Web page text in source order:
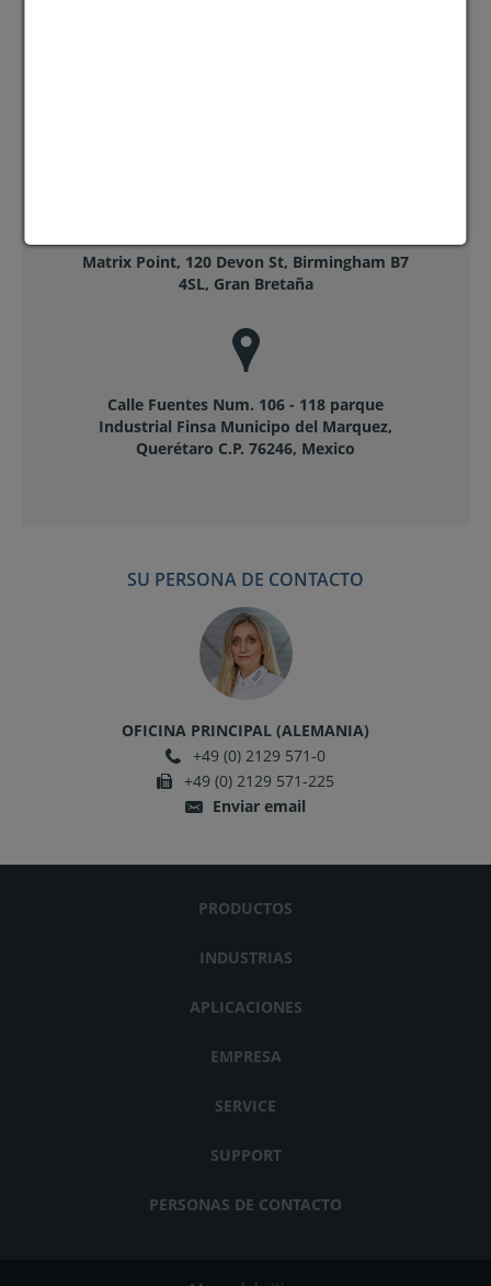
Matrix Point, 120 Devon St, Birmingham B7
4SL, Gran Bretaña
Calle Fuentes Num. 106 - 118 parque
Industrial Finsa Municipo del Marquez,
Querétaro C.P. 76246, Mexico
SU PERSONA DE CONTACTO
OFICINA PRINCIPAL (ALEMANIA)
+49 (0) 2129 571-0
+49 (0) 2129 571-225
Enviar email
PRODUCTOS
INDUSTRIAS
APLICACIONES
EMPRESA
SERVICE
SUPPORT
PERSONAS DE CONTACTO